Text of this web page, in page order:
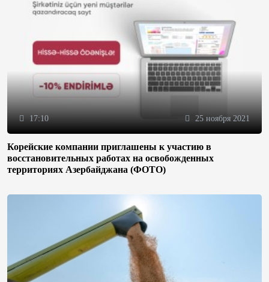
17:10 25 ноября 2021
Корейские компании приглашены к участию в
восстановительных работах на освобожденных
территориях Азербайджана (ФОТО)